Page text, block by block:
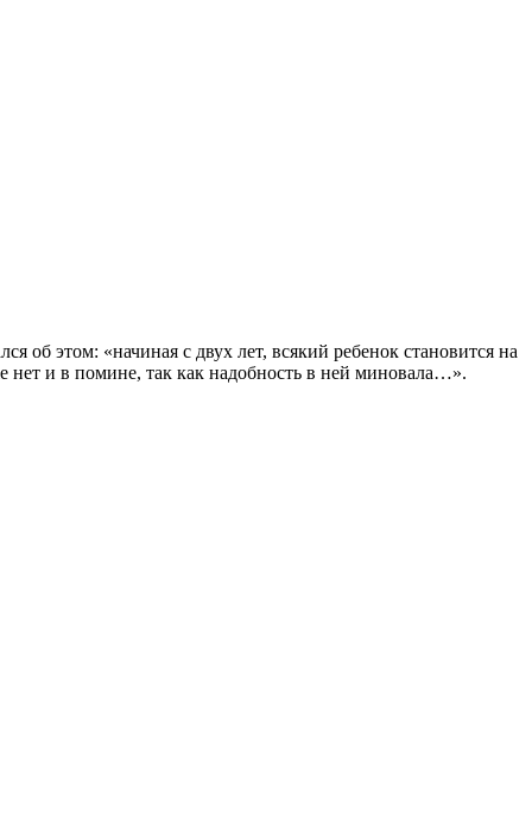
об этом: «начиная с двух лет, всякий ребенок становится на
нет и в помине, так как надобность в ней миновала…».